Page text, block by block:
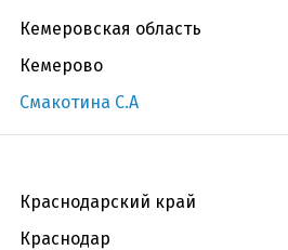
Кемеровская область
Кемерово
Смакотина С.А
Краснодарский край
Краснодар